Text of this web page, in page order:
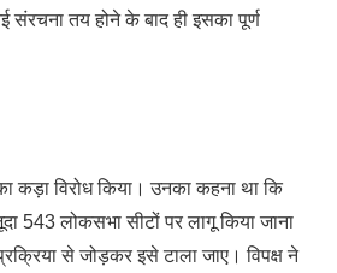
संरचना तय होने के बाद ही इसका पूर्ण
कड़ा विरोध किया। उनका कहना था कि
543 लोकसभा सीटों पर लागू किया जाना
से जोड़कर इसे टाला जाए। विपक्ष ने